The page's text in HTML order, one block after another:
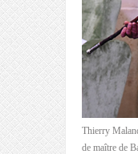
Thierry
de maître de